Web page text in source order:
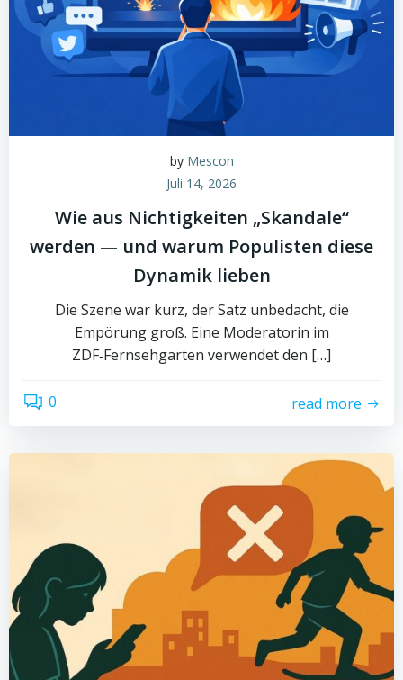
by Mescon
Juli 14, 2026
Wie aus Nichtigkeiten „Skandale“
werden — und warum Populisten diese
Dynamik lieben
Die Szene war kurz, der Satz unbedacht, die
Empörung groß. Eine Moderatorin im
ZDF‑Fernsehgarten verwendet den […]
0 read more